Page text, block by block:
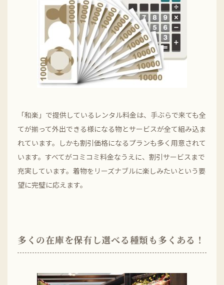
「和楽」で提供しているレンタル料金は、手ぶらで来ても全
てが揃って外出できる様になる物とサービスが全て組み込ま
れています。しかも割引価格になるプランも多く用意されて
います。すべてがコミコミ料金なうえに、割引サービスまで
充実しています。着物をリーズナブルに楽しみたいという要
望に完璧に応えます。
多くの在庫を保有し選べる種類も多くある！